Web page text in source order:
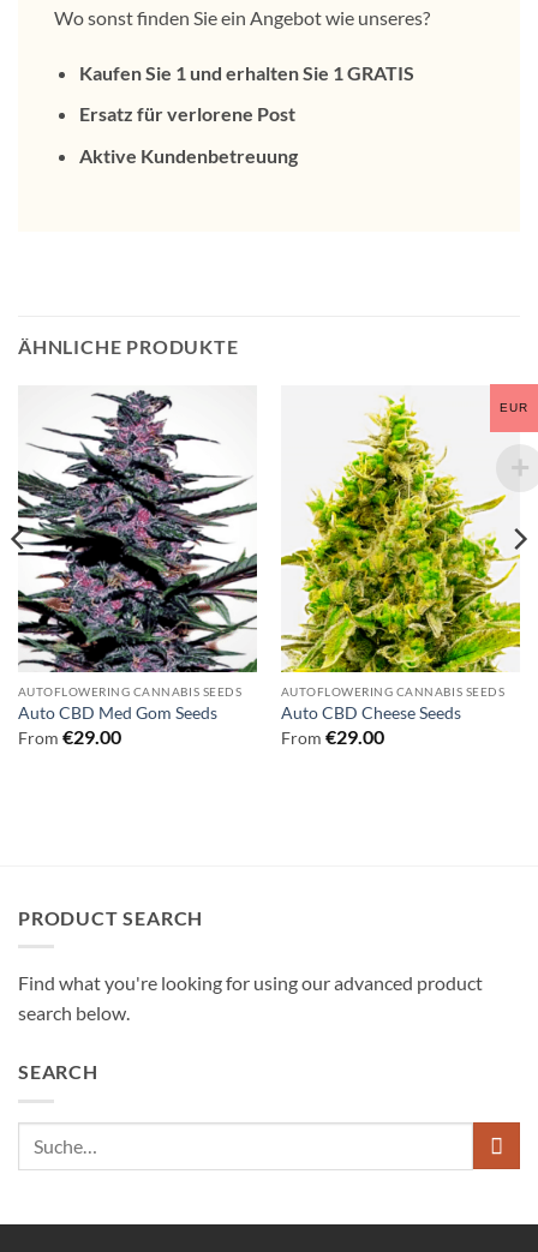
Wo sonst finden Sie ein Angebot wie unseres?
Kaufen Sie 1 und erhalten Sie 1 GRATIS
Ersatz für verlorene Post
Aktive Kundenbetreuung
ÄHNLICHE PRODUKTE
AUTOFLOWERING CANNABIS SEEDS
Auto CBD Med Gom Seeds
From €29.00
AUTOFLOWERING CANNABIS SEEDS
Auto CBD Cheese Seeds
From €29.00
PRODUCT SEARCH
Find what you're looking for using our advanced product
search below.
SEARCH
EUR